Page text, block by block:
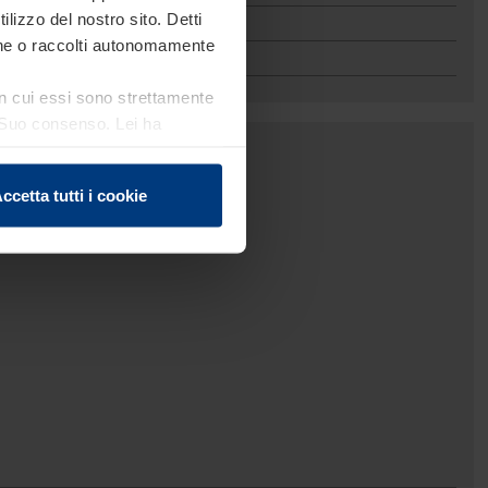
del nostro sito. Detti
o raccolti autonomamente
cui essi sono strettamente
consenso. Lei ha
tutti i cookie